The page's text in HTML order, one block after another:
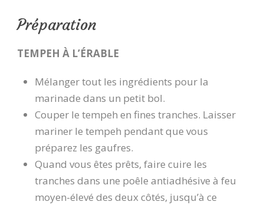
Préparation
TEMPEH À L’ÉRABLE
Mélanger tout les ingrédients pour la
marinade dans un petit bol.
Couper le tempeh en fines tranches. Laisser
mariner le tempeh pendant que vous
préparez les gaufres.
Quand vous êtes prêts, faire cuire les
tranches dans une poêle antiadhésive à feu
moyen-élevé des deux côtés, jusqu’à ce